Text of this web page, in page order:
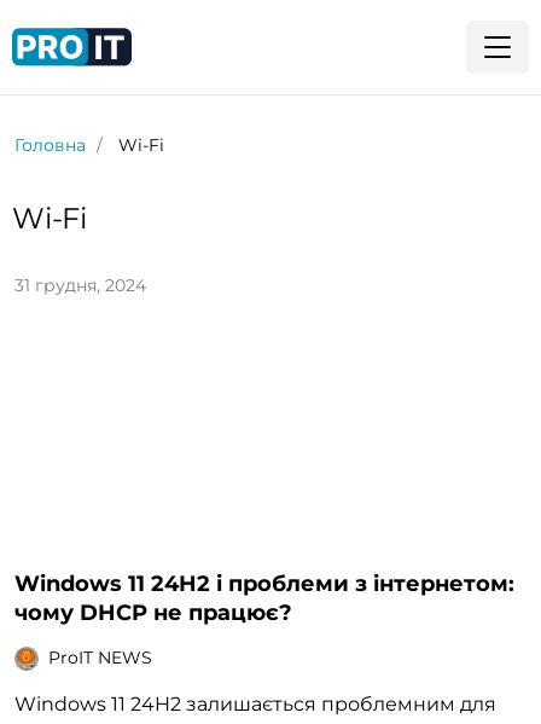
Головна Wi-Fi
Wi-Fi
31 грудня, 2024
Windows 11 24H2 і проблеми з інтернетом:
чому DHCP не працює?
ProIT NEWS
Windows 11 24H2 залишається проблемним для